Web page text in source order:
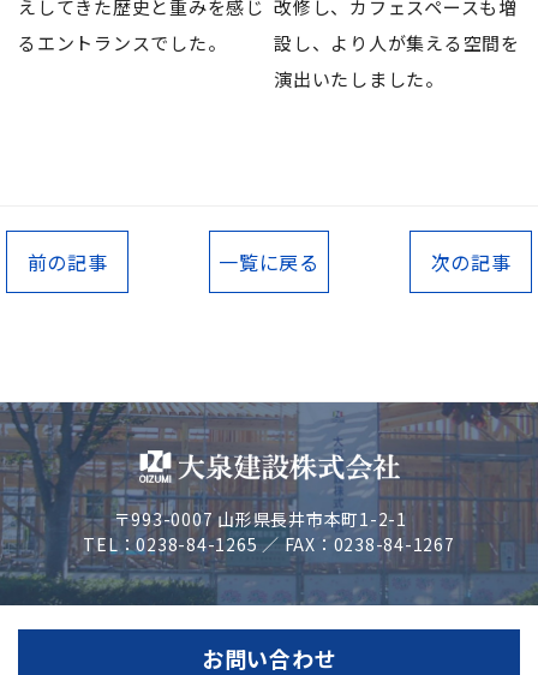
えしてきた歴史と重みを感じ
るエントランスでした。
改修し、カフェスペースも増
設し、より人が集える空間を
演出いたしました。
前の記事 一覧に戻る 次の記事
〒993-0007 山形県長井市本町1-2-1
TEL：0238-84-1265 ／ FAX：0238-84-1267
お問い合わせ